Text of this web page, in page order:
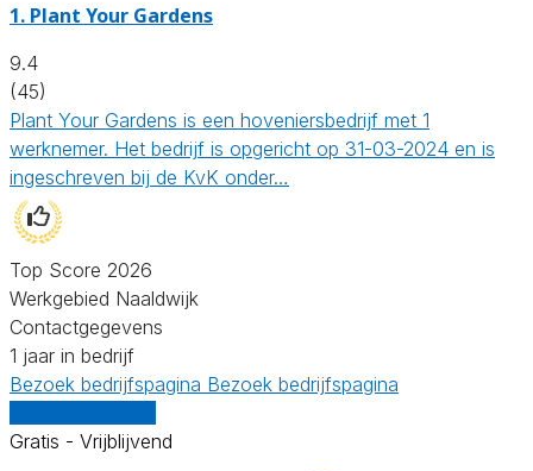
1. Plant Your Gardens
9.4
(45)
Plant Your Gardens is een hoveniersbedrijf met 1
werknemer. Het bedrijf is opgericht op 31-03-2024 en is
ingeschreven bij de KvK onder…
Top Score 2026
Werkgebied Naaldwijk
Contactgegevens
1 jaar in bedrijf
Bezoek bedrijfspagina Bezoek bedrijfspagina
Gratis - Vrijblijvend